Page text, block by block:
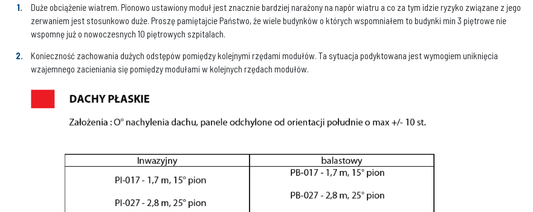
Duże obciążenie wiatrem. Pionowo ustawiony moduł jest znacznie bardziej narażony na napór wiatru a co za tym idzie ryzyko związane z jego
zerwaniem jest stosunkowo duże. Proszę pamiętajcie Państwo, że wiele budynków o których wspomniałem to budynki min 3 piętrowe nie
wspomnę już o nowoczesnych 10 piętrowych szpitalach.
Konieczność zachowania dużych odstępów pomiędzy kolejnymi rzędami modułów. Ta sytuacja podyktowana jest wymogiem uniknięcia
wzajemnego zacieniania się pomiędzy modułami w kolejnych rzędach modułów.